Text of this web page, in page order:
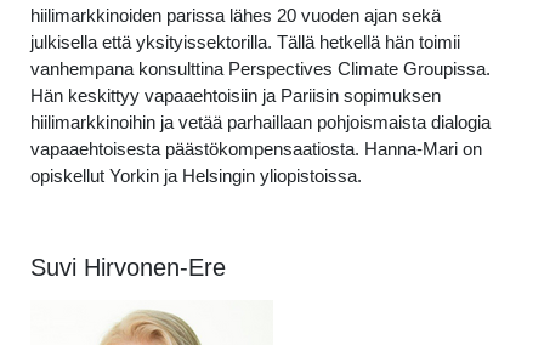
hiilimarkkinoiden parissa lähes 20 vuoden ajan sekä
julkisella että yksityissektorilla. Tällä hetkellä hän toimii
vanhempana konsulttina Perspectives Climate Groupissa.
Hän keskittyy vapaaehtoisiin ja Pariisin sopimuksen
hiilimarkkinoihin ja vetää parhaillaan pohjoismaista dialogia
vapaaehtoisesta päästökompensaatiosta. Hanna-Mari on
opiskellut Yorkin ja Helsingin yliopistoissa.
Suvi Hirvonen-Ere